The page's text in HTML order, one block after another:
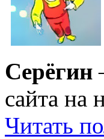
Серёгин
сайта на
Читать